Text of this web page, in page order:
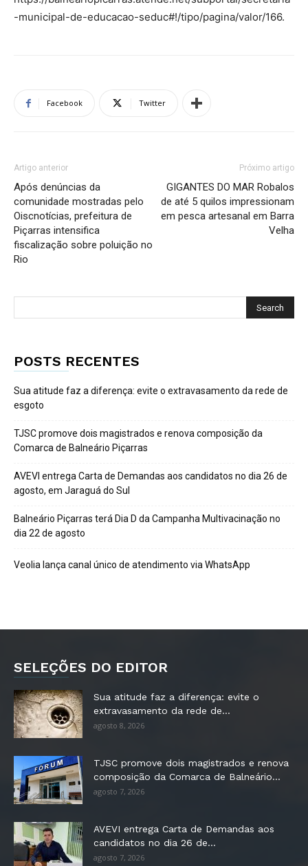
-municipal-de-educacao-seduc#!/tipo/pagina/valor/166.
Facebook Twitter
Artigo anterior
Após denúncias da
comunidade mostradas pelo
Oiscnotícias, prefeitura de
Piçarras intensifica
fiscalização sobre poluição no
Rio
Próximo artigo
GIGANTES DO MAR Robalos
de até 5 quilos impressionam
em pesca artesanal em Barra
Velha
POSTS RECENTES
Sua atitude faz a diferença: evite o extravasamento da rede de
esgoto
TJSC promove dois magistrados e renova composição da
Comarca de Balneário Piçarras
AVEVI entrega Carta de Demandas aos candidatos no dia 26 de
agosto, em Jaraguá do Sul
Balneário Piçarras terá Dia D da Campanha Multivacinação no
dia 22 de agosto
Veolia lança canal único de atendimento via WhatsApp
SELEÇÕES DO EDITOR
Sua atitude faz a diferença: evite o
extravasamento da rede de...
agosto 8, 2026
TJSC promove dois magistrados e renova
composição da Comarca de Balneário...
agosto 7, 2026
AVEVI entrega Carta de Demandas aos
candidatos no dia 26 de...
agosto 7, 2026